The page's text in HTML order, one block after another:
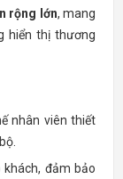
rộng lớn, mang
hiển thị thương
nhân viên thiết
đảm bảo